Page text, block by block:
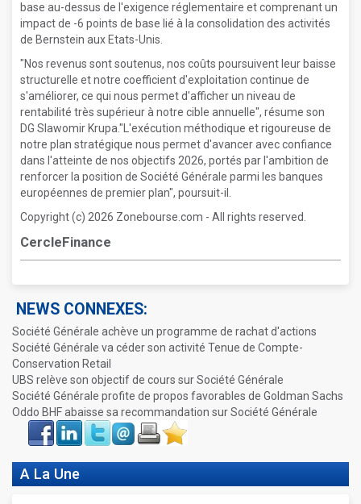
base au-dessus de l'exigence réglementaire et comprenant un
impact de -6 points de base lié à la consolidation des activités
de Bernstein aux Etats-Unis.
"Nos revenus sont soutenus, nos coûts poursuivent leur baisse
structurelle et notre coefficient d'exploitation continue de
s'améliorer, ce qui nous permet d'afficher un niveau de
rentabilité très supérieur à notre cible annuelle", résume son
DG Slawomir Krupa."L'exécution méthodique et rigoureuse de
notre plan stratégique nous permet d'avancer avec confiance
dans l'atteinte de nos objectifs 2026, portés par l'ambition de
renforcer la position de Société Générale parmi les banques
européennes de premier plan", poursuit-il.
Copyright (c) 2026 Zonebourse.com - All rights reserved.
CercleFinance
NEWS CONNEXES:
Société Générale achève un programme de rachat d'actions
Société Générale va céder son activité Tenue de Compte-
Conservation Retail
UBS relève son objectif de cours sur Société Générale
Société Générale profite de propos favorables de Goldman Sachs
Oddo BHF abaisse sa recommandation sur Société Générale
Face
book
LinkIn Twitter Envoyer ImprimerFavoris
A La Une